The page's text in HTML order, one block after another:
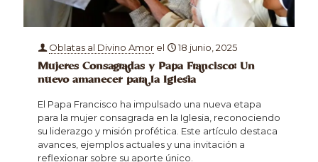
Oblatas al Divino Amor el 18 junio, 2025
Mujeres Consagradas y Papa Francisco: Un
nuevo amanecer para la Iglesia
El Papa Francisco ha impulsado una nueva etapa
para la mujer consagrada en la Iglesia, reconociendo
su liderazgo y misión profética. Este artículo destaca
avances, ejemplos actuales y una invitación a
reflexionar sobre su aporte único.